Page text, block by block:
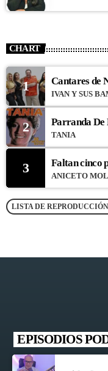
CHART
1 Cantares de
IVAN Y SUS
2 Parranda De
TANIA
3 Faltan cinco
ANICETO
LISTA DE
EPISODIOS